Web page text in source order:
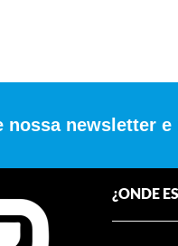
nossa newsletter
¿ONDE